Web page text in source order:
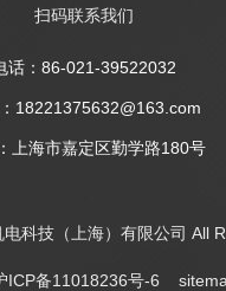
扫码联系我们
话：86-021-39522032
18221375632@163.com
上海市嘉定区勤学路180号
科技（上海）有限公司 All
ICP备11018236号-6